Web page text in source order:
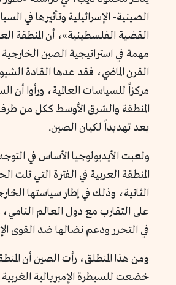
الصينية- الإسرائيلية وتأثيرها في
القضية الفلسطينية»، أن المنطقة
مهمة في استراتيجية الصين الخارجية
القرن الماضي، فقد عدها القادة
مركزاً للسياسات العالمية، ورأوا أن
المنطقة والشرق الأوسط ككل من
يعد تهديداً لكيان الصين.
ولعبت الأيديولوجيا الأساس في
المنطقة العربية في الفترة التي تلت
الثانية، وذلك في إطار سياستها
على التقارب مع دول العالم النامي،
في التحرر ودعم نضالها ضد القوى
ومن هذا المنطلق، رأت الصين أن
خضعت للسيطرة الإمبريالية